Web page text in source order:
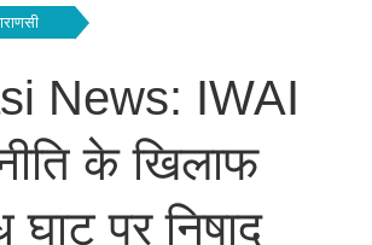
News: IWAI
के खिलाफ
घाट पर निषाद